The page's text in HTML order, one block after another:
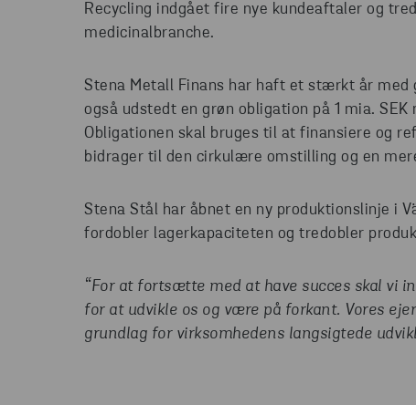
Recycling indgået fire nye kundeaftaler og
medicinalbranche.
Stena Metall Finans har haft et stærkt år med
også udstedt en grøn obligation på 1 mia.
Obligationen skal bruges til at finansiere og
bidrager til den cirkulære omstilling og en
Stena Stål har åbnet en ny produktionslinje i
fordobler lagerkapaciteten og tredobler
“For at fortsætte med at have succes skal vi
for at udvikle os og være på forkant. Vores
grundlag for virksomhedens langsigtede